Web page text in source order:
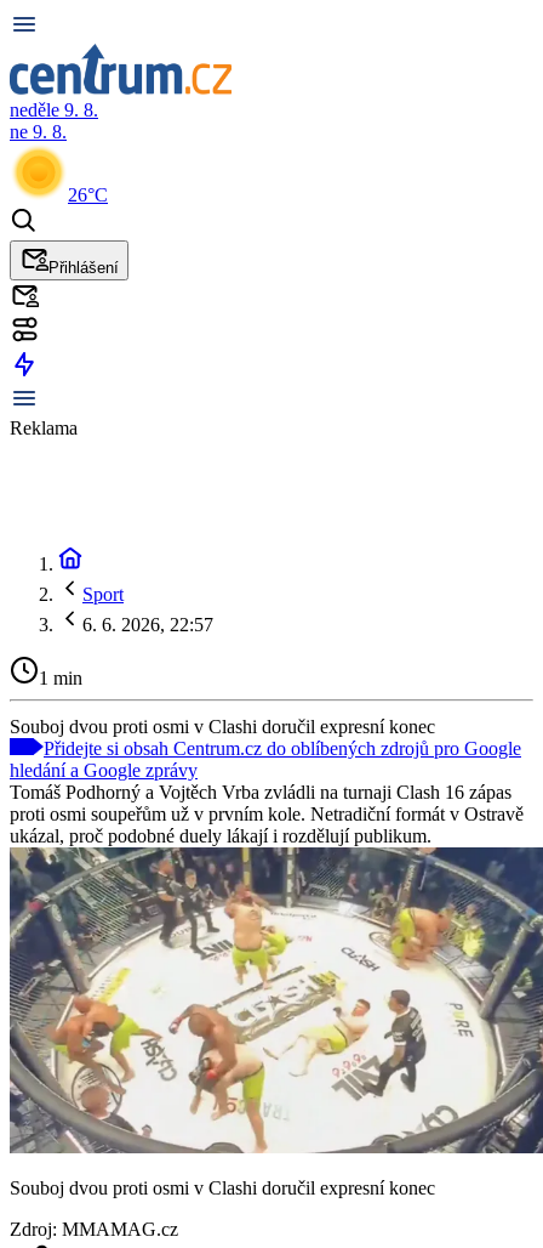
neděle 9. 8.
ne 9. 8.
26°C
Přihlášení
Reklama
Sport
6. 6. 2026, 22:57
1 min
Souboj dvou proti osmi v Clashi doručil expresní konec
Přidejte si obsah Centrum.cz do oblíbených zdrojů pro Google
hledání a Google zprávy
Tomáš Podhorný a Vojtěch Vrba zvládli na turnaji Clash 16 zápas
proti osmi soupeřům už v prvním kole. Netradiční formát v Ostravě
ukázal, proč podobné duely lákají i rozdělují publikum.
Souboj dvou proti osmi v Clashi doručil expresní konec
Zdroj: MMAMAG.cz